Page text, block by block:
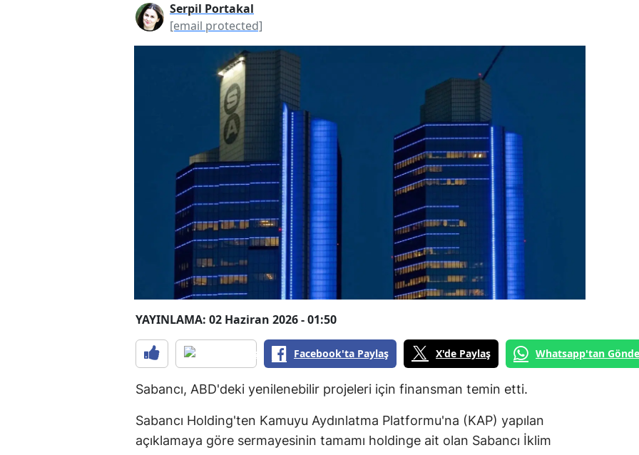
Serpil Portakal
[email protected]
YAYINLAMA: 02 Haziran 2026 - 01:50
Facebook'ta Paylaş X'de Paylaş Whatsapp'tan
Sabancı, ABD'deki yenilenebilir projeleri için finansman temin etti.
Sabancı Holding'ten Kamuyu Aydınlatma Platformu'na (KAP) yapılan
açıklamaya göre sermayesinin tamamı holdinge ait olan Sabancı İklim